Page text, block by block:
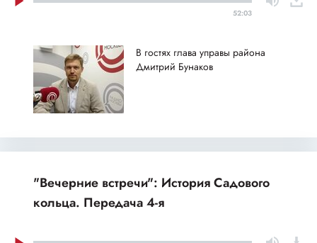
52:03
В гостях глава управы района
Дмитрий Бунаков
"Вечерние встречи": История Садового
кольца. Передача 4-я